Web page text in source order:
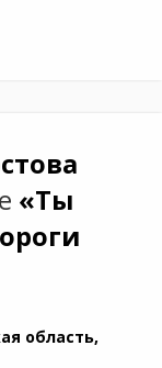
«Ты
область,